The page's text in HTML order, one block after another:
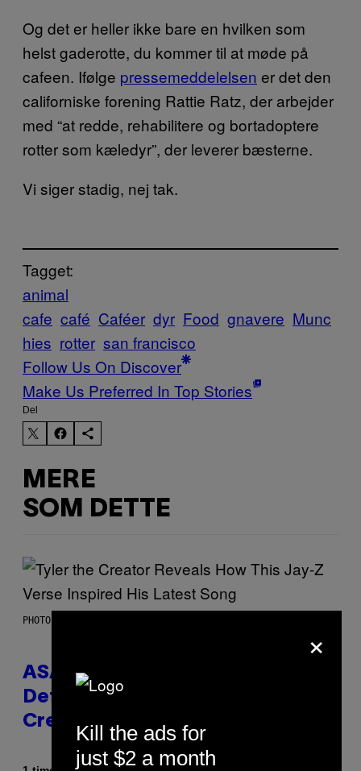
Og det er heller ikke bare en hvilken som
helst gaderotte, du kommer til at møde på
cafeen. Ifølge pressemeddelelsen er det den
californiske forening Rattie Ratz, der arbejder
med “at redde, rehabilitere og bortadoptere
rotter som kæledyr”, der leverer bæsterne.
Vi siger stadig, nej tak.
Tagget:
animal
cafe café Caféer dyr Food gnavere Munc
hies rotter san francisco
Follow Us On Discover
Make Us Preferred In Top Stories
Del
MERE
SOM DETTE
PHOTO BY MONICA SCHIPPER/GETTY IMAGES
ASAP Rocky Seemingly Gives
Definitive Answer on Tyler, The
Creator’s Sexuality
×
Kill the ads for
just $2 a month